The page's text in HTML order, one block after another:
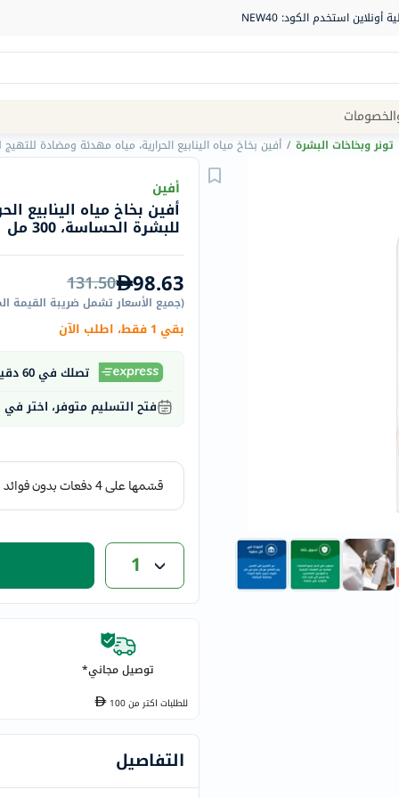
Navigation
الصيدلية
الماركات
Humantara
carroten
betadine
eucerin
bioderma
now
dymatize
isdin
priorin
blueberry-
naturals
bepanthen
تونر وبخاخات البشرة / أفين بخاخ مياه الينابيع الحرارية، مياه مهدئة ومضادة للتهيج
أفين
أفين بخاخ مياه الينابيع
للبشرة الحساسة، 300 مل
98.63
131.50
(جميع الأسعار تشمل ضريبة القيمة
بقي 1 فقط، اطلب الآن
تصلك في 60 دقيقة
فتح التسليم متوفر، اختر
1
توصيل مجاني*
للطلبات اكتر من100
التفاصيل